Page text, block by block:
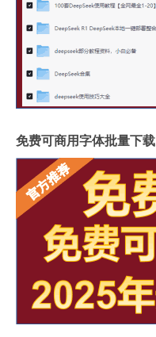
免费可商用字体批量下载